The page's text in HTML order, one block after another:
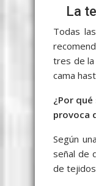
o
o
k
La
Todas
tres de la
cama
¿Por
provoca
Según
señal de
de